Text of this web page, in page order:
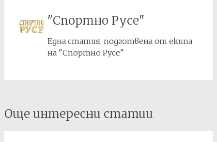
"Спортно Русе"
Една статия, подготвена от екипа
на "Спортно Русе"
Post
navigation
Още интересни статии